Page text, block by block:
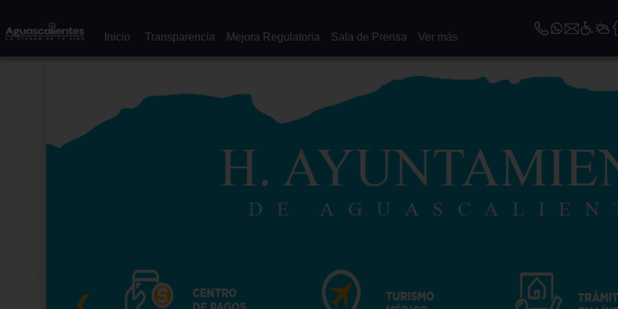
Inicio Transparencia Mejora Regulatoria Sala de Prensa Ver más
❮